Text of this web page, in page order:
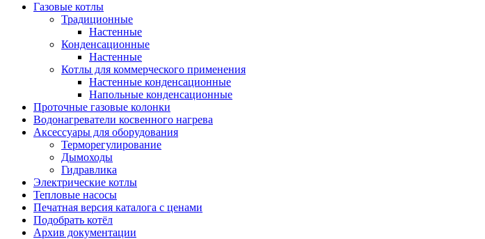
Газовые котлы
Традиционные
Настенные
Конденсационные
Настенные
Котлы для коммерческого применения
Настенные конденсационные
Напольные конденсационные
Проточные газовые колонки
Водонагреватели косвенного нагрева
Аксессуары для оборудования
Терморегулирование
Дымоходы
Гидравлика
Электрические котлы
Тепловые насосы
Печатная версия каталога с ценами
Подобрать котёл
Архив документации